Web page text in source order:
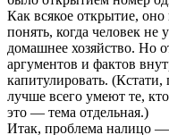
Как всякое открытие,
понять, когда человек не
домашнее хозяйство. Но
аргументов и фактов
капитулировать. (Кстати,
лучше всего умеют те,
это — тема отдельная.)
Итак, проблема налицо —